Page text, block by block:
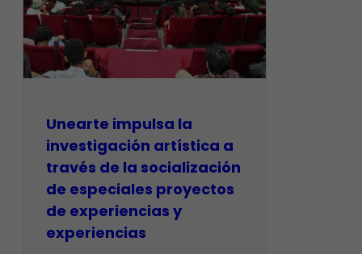
Unearte impulsa la
investigación artística a
través de la socialización
de especiales proyectos
de experiencias y
experiencias